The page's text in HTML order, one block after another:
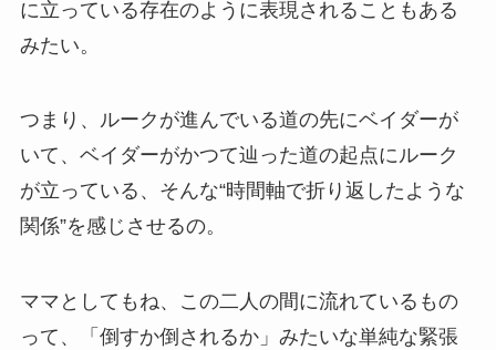
に立っている存在のように表現されることもある
みたい。
つまり、ルークが進んでいる道の先にベイダーが
いて、ベイダーがかつて辿った道の起点にルーク
が立っている、そんな“時間軸で折り返したような
関係”を感じさせるの。
ママとしてもね、この二人の間に流れているもの
って、「倒すか倒されるか」みたいな単純な緊張